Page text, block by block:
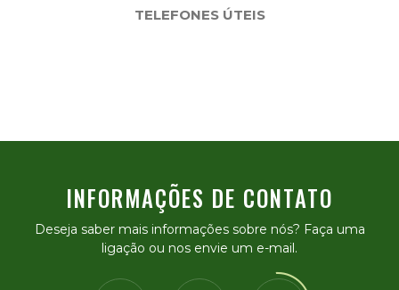
TELEFONES ÚTEIS
INFORMAÇÕES DE CONTATO
Deseja saber mais informações sobre nós? Faça uma
ligação ou nos envie um e-mail.